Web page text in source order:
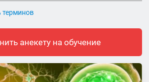
терминов
анекету на обучение